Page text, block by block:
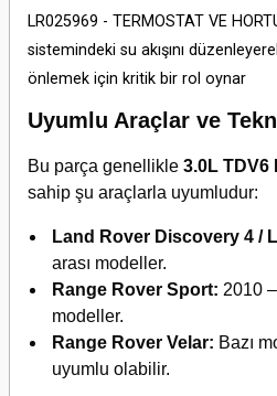
LR025969 - TERMOSTAT VE
sistemindeki su akışını
önlemek için kritik bir rol oynar
Uyumlu Araçlar ve
Bu parça genellikle 3.0L TDV6
sahip şu araçlarla uyumludur:
Land Rover Discovery 4 /
arası modeller.
Range Rover Sport: 2010 –
modeller.
Range Rover Velar: Bazı
uyumlu olabilir.